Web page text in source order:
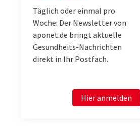
Täglich oder einmal pro
Woche: Der Newsletter von
aponet.de bringt aktuelle
Gesundheits-Nachrichten
direkt in Ihr Postfach.
Hier anmelden